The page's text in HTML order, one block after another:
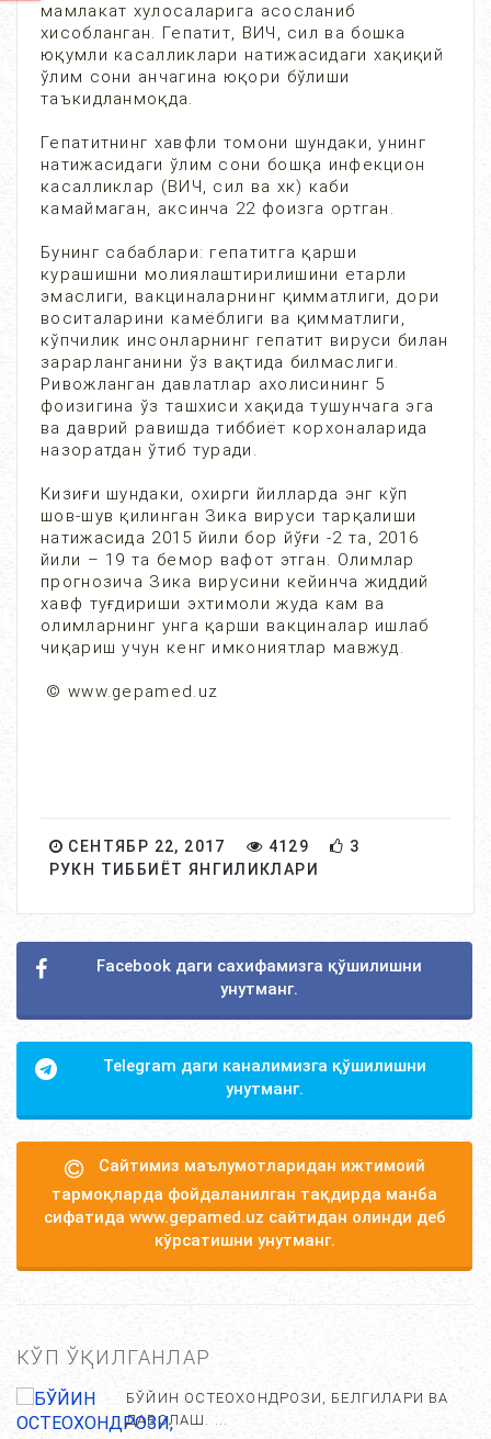
мамлакат хулосаларига асосланиб
хисобланган. Гепатит, ВИЧ, сил ва бошка
юқумли касалликлари натижасидаги хақиқий
ўлим сони анчагина юқори бўлиши
таъкидланмоқда.
Гепатитнинг хавфли томони шундаки, унинг
натижасидаги ўлим сони бошқа инфекцион
касалликлар (ВИЧ, сил ва хк) каби
камаймаган, аксинча 22 фоизга ортган.
Бунинг сабаблари: гепатитга қарши
курашишни молиялаштирилишини етарли
эмаслиги, вакциналарнинг қимматлиги, дори
воситаларини камёблиги ва қимматлиги,
кўпчилик инсонларнинг гепатит вируси билан
зарарланганини ўз вақтида билмаслиги.
Ривожланган давлатлар ахолисининг 5
фоизигина ўз ташхиси хақида тушунчага эга
ва даврий равишда тиббиёт корхоналарида
назоратдан ўтиб туради.
Кизиғи шундаки, охирги йилларда энг кўп
шов-шув қилинган Зика вируси тарқалиши
натижасида 2015 йили бор йўғи -2 та, 2016
йили – 19 та бемор вафот этган. Олимлар
прогнозича Зика вирусини кейинча жиддий
хавф туғдириши эхтимоли жуда кам ва
олимларнинг унга қарши вакциналар ишлаб
чиқариш учун кенг имкониятлар мавжуд.
© www.gepamed.uz
СЕНТЯБР 22, 2017 4129
3
РУКН ТИББИЁТ ЯНГИЛИКЛАРИ
Facebook даги сахифамизга қўшилишни
унутманг.
Telegram даги каналимизга қўшилишни
унутманг.
Сайтимиз маълумотларидан ижтимоий
тармоқларда фойдаланилган тақдирда манба
сифатида www.gepamed.uz сайтидан олинди деб
кўрсатишни унутманг.
КЎП ЎҚИЛГАНЛАР
БЎЙИН ОСТЕОХОНДРОЗИ, БЕЛГИЛАРИ ВА
ДАВОЛАШ. ...